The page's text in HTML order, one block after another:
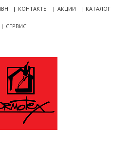
КОНТАКТЫ АКЦИИ КАТАЛОГ
СЕРВИС